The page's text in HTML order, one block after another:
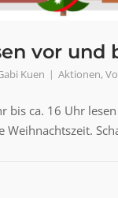
vor und
Kuen Aktionen,
bis ca. 16 Uhr
Weihnachtszeit.